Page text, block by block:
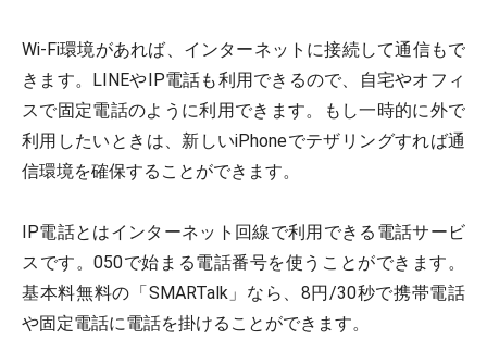
Wi-Fi環境があれば、インターネットに接続して通信もで
きます。LINEやIP電話も利用できるので、自宅やオフィ
スで固定電話のように利用できます。もし一時的に外で
利用したいときは、新しいiPhoneでテザリングすれば通
信環境を確保することができます。
IP電話とはインターネット回線で利用できる電話サービ
スです。050で始まる電話番号を使うことができます。
基本料無料の「SMARTalk」なら、8円/30秒で携帯電話
や固定電話に電話を掛けることができます。